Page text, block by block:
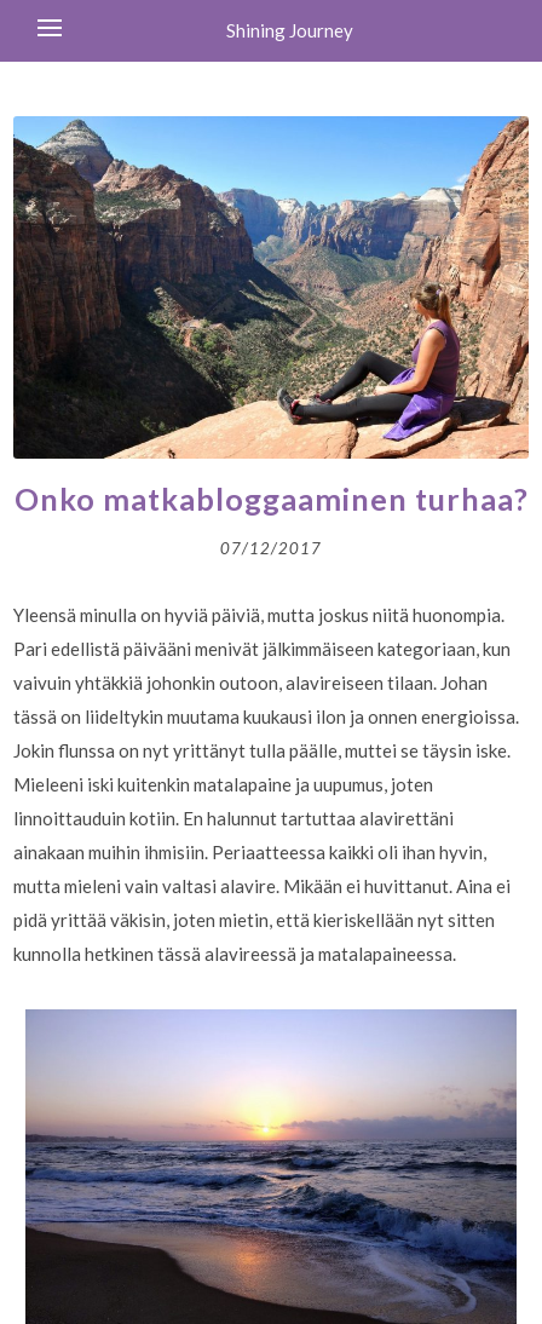
Shining Journey
Onko matkabloggaaminen turhaa?
07/12/2017
Yleensä minulla on hyviä päiviä, mutta joskus niitä huonompia.
Pari edellistä päivääni menivät jälkimmäiseen kategoriaan, kun
vaivuin yhtäkkiä johonkin outoon, alavireiseen tilaan. Johan
tässä on liideltykin muutama kuukausi ilon ja onnen energioissa.
Jokin flunssa on nyt yrittänyt tulla päälle, muttei se täysin iske.
Mieleeni iski kuitenkin matalapaine ja uupumus, joten
linnoittauduin kotiin. En halunnut tartuttaa alavirettäni
ainakaan muihin ihmisiin. Periaatteessa kaikki oli ihan hyvin,
mutta mieleni vain valtasi alavire. Mikään ei huvittanut. Aina ei
pidä yrittää väkisin, joten mietin, että kieriskellään nyt sitten
kunnolla hetkinen tässä alavireessä ja matalapaineessa.